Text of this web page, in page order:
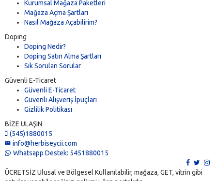
Kurumsal Mağaza Paketleri
Mağaza Açma Şartları
Nasıl Mağaza Açabilirim?
Doping
Doping Nedir?
Doping Satın Alma Şartları
Sık Sorulan Sorular
Güvenli E-Ticaret
Güvenli E-Ticaret
Güvenli Alışveriş İpuçları
Gizlilik Politikası
BİZE ULAŞIN
(545)1880015
info@herbiseycii.com
Whatsapp Destek: 5451880015
ÜCRETSİZ Ulusal ve Bölgesel Kullanılabilir, mağaza, GET, vitrin gibi